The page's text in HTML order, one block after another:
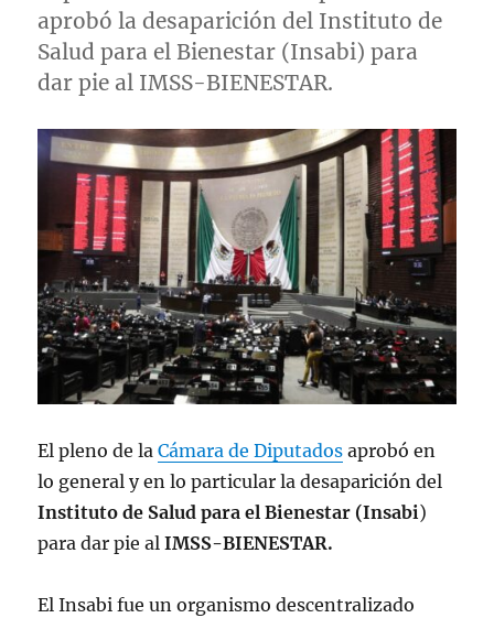
l
aprobó la desaparición del Instituto de
Salud para el Bienestar (Insabi) para
dar pie al IMSS-BIENESTAR.
El pleno de laCámara de Diputados aprobó en
lo general y en lo particular la desaparición del
Instituto de Salud para el Bienestar (Insabi)
para dar pie alIMSS-BIENESTAR.
El Insabi fue un organismo descentralizado